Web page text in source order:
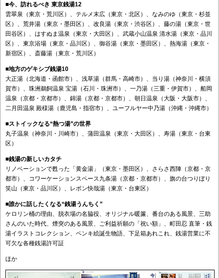
■今、訪れるべき 東京銭湯12
雲翠泉（東京・荒川区）、テルメ末広（東京・北区）、なみのゆ（東京・杉並
区）、荒井湯（東京・墨田区）、改良湯（東京・渋谷区）、藤の湯（東京・世
田谷区）、はすぬま温泉（東京・大田区）、武蔵小山温泉 清水湯（東京・品川
区）、東京浴場（東京・品川区）、御谷湯（東京・墨田区）、熱海湯（東京・
新宿区）、斎藤湯（東京・荒川区）
■地方のゲキシブ銭湯10
大正湯（北海道・函館市）、浅草湯（群馬・高崎市）、当り湯（神奈川・横須
賀市）、珠洲鵜飼温泉 宝湯（石川・珠洲市）、一乃湯（三重・伊賀市）、船岡
温泉（京都・京都市）、錦湯（京都・京都市）、朝日温泉（大阪・大阪市）、
二月田温泉 殿様湯（鹿児島・指宿市）、ユーフルヤー中乃湯（沖縄・沖縄市）
■ストイックなる“熱つ湯”の世界
丸子温泉（神奈川・川崎市）、蒲田温泉（東京・大田区）、寿湯（東京・台東
区）
■銭湯の新しいカタチ
リノベーションで甦った「黄金湯」（東京・墨田区）、さらさ西陣（京都・京
都市）、コワーケーションスペース九条湯（京都・京都市）、旗の台つりぼり
笑山（東京・品川区）、レボン快哉湯（東京・台東区）
■誰かに話したくなる“銭湯うんちく”
ケロリン桶の理由、脱衣場の名脇役、オリジナル暖簾、番台のある風景、三助
さんのいた時代、煙突のある風景、ご利益祈願の「祝い額」、町田忍 直筆・銭
湯イラストコレクション、ペンキ絵誕生物語、下足箱あれこれ、銭湯営業に不
可欠な各種銭湯許可証
ほか